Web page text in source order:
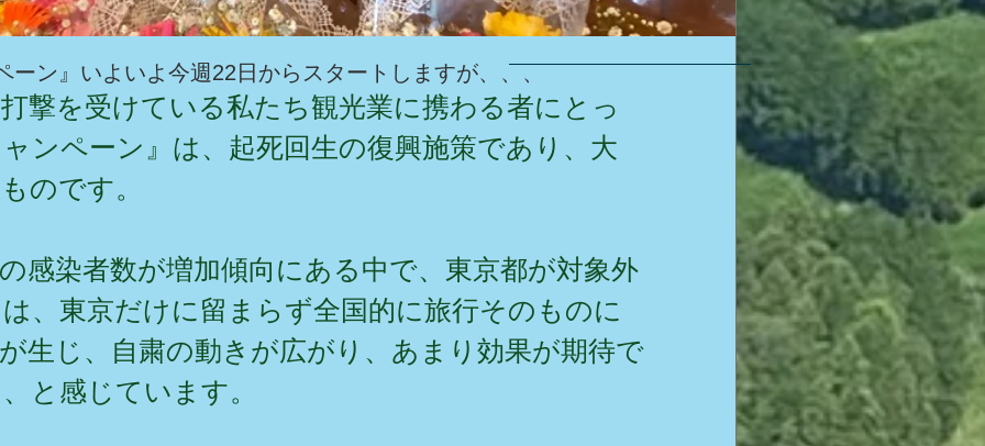
ーン』いよいよ今週22日からスタートしますが、、、
撃を受けている私たち観光業に携わる者にとっ
ンペーン』は、起死回生の復興施策であり、大
のです。
感染者数が増加傾向にある中で、東京都が対象外
、東京だけに留まらず全国的に旅行そのものに
生じ、自粛の動きが広がり、あまり効果が期待で
と感じています。